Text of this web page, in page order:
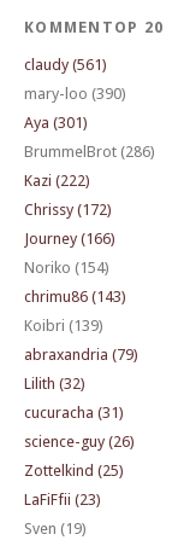
KOMMENTOP 20
claudy (561)
mary-loo (390)
Aya (301)
BrummelBrot (286)
Kazi (222)
Chrissy (172)
Journey (166)
Noriko (154)
chrimu86 (143)
Koibri (139)
abraxandria (79)
Lilith (32)
cucuracha (31)
science-guy (26)
Zottelkind (25)
LaFiFfii (23)
Sven (19)